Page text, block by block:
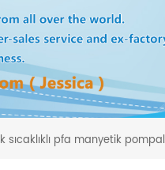
sıcaklıklı pfa manyetik